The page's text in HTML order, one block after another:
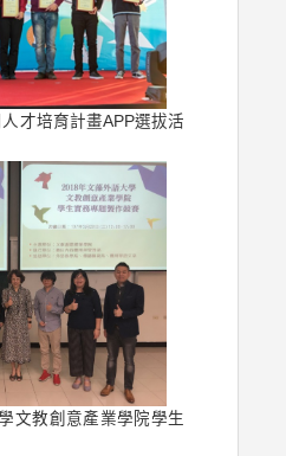
人才培育計畫APP選拔活
文教創意產業學院學生